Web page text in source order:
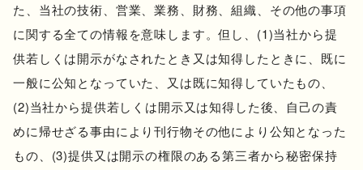
た、当社の技術、営業、業務、財務、組織、その他の事項
に関する全ての情報を意味します。但し、(1)当社から提
供若しくは開示がなされたとき又は知得したときに、既に
一般に公知となっていた、又は既に知得していたもの、
(2)当社から提供若しくは開示又は知得した後、自己の責
めに帰せざる事由により刊行物その他により公知となった
もの、(3)提供又は開示の権限のある第三者から秘密保持